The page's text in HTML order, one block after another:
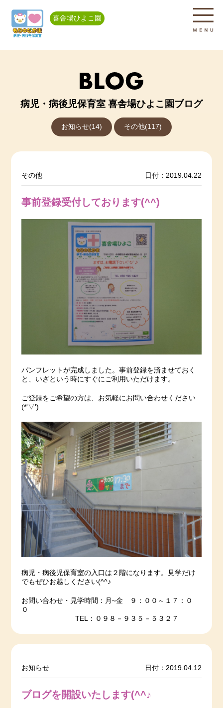
喜舎場ひよこ園
病児・病後児保育室 喜舎場ひよこ園ブログ
お知らせ(14) その他(117)
その他 日付：2019.04.22
事前登録受付しております(^^)
パンフレットが完成しました。事前登録を済ませておく
と、いざという時にすぐにご利用いただけます。
ご登録をご希望の方は、お気軽にお問い合わせください
(*'▽')
病児・病後児保育室の入口は２階になります。見学だけ
でもぜひお越しください(^^♪
お問い合わせ・見学時間：月~金 ９：００～１７：０
０
TEL：０９８－９３５－５３２７
お知らせ 日付：2019.04.12
ブログを開設いたします(^^♪